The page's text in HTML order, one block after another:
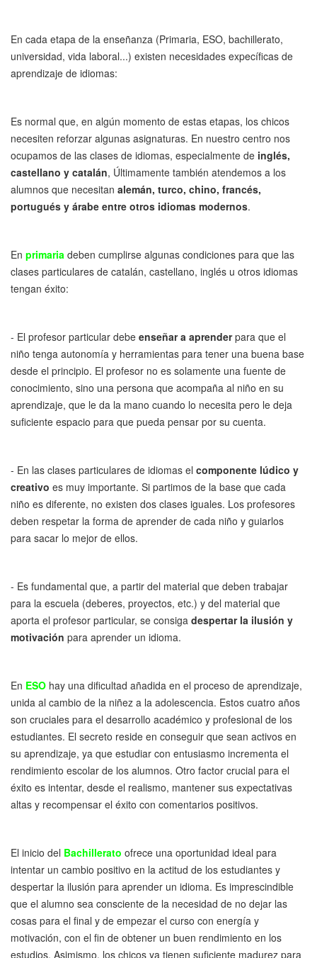
En cada etapa de la enseñanza (Primaria, ESO, bachillerato,
universidad, vida laboral...) existen necesidades expecíficas de
aprendizaje de idiomas:
Es normal que, en algún momento de estas etapas, los chicos
necesiten reforzar algunas asignaturas. En nuestro centro nos
ocupamos de las clases de idiomas, especialmente de inglés,
castellano y catalán, Últimamente también atendemos a los
alumnos que necesitan alemán, turco, chino, francés,
portugués y árabe entre otros idiomas modernos.
En primaria deben cumplirse algunas condiciones para que las
clases particulares de catalán, castellano, inglés u otros idiomas
tengan éxito:
- El profesor particular debe enseñar a aprenderpara que el
niño tenga autonomía y herramientas para tener una buena base
desde el principio. El profesor no es solamente una fuente de
conocimiento, sino una persona que acompaña al niño en su
aprendizaje, que le da la mano cuando lo necesita pero le deja
suficiente espacio para que pueda pensar por su cuenta.
- En las clases particulares de idiomas el componente lúdico y
creativo es muy importante. Si partimos de la base que cada
niño es diferente, no existen dos clases iguales. Los profesores
deben respetar la forma de aprender de cada niño y guiarlos
para sacar lo mejor de ellos.
- Es fundamental que, a partir del material que deben trabajar
para la escuela (deberes, proyectos, etc.) y del material que
aporta el profesor particular, se consiga despertar la ilusión y
motivación para aprender un idioma.
En ESO hay una dificultad añadida en el proceso de aprendizaje,
unida al cambio de la niñez a la adolescencia. Estos cuatro años
son cruciales para el desarrollo académico y profesional de los
estudiantes. El secreto reside en conseguir que sean activos en
su aprendizaje, ya que estudiar con entusiasmo incrementa el
rendimiento escolar de los alumnos. Otro factor crucial para el
éxito es intentar, desde el realismo, mantener sus expectativas
altas y recompensar el éxito con comentarios positivos.
El inicio del Bachillerato ofrece una oportunidad ideal para
intentar un cambio positivo en la actitud de los estudiantes y
despertar la ilusión para aprender un idioma. Es imprescindible
que el alumno sea consciente de la necesidad de no dejar las
cosas para el final y de empezar el curso con energía y
motivación, con el fin de obtener un buen rendimiento en los
estudios. Asimismo, los chicos ya tienen suficiente madurez para